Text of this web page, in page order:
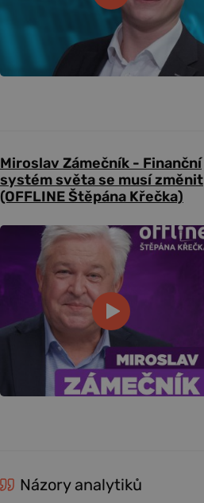
Miroslav Zámečník - Finanční
systém světa se musí změnit
(OFFLINE Štěpána Křečka)
Názory analytiků